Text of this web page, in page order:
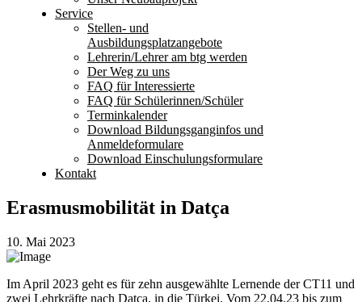
Service
Stellen- und
Ausbildungsplatzangebote
Lehrerin/Lehrer am btg werden
Der Weg zu uns
FAQ für Interessierte
FAQ für Schülerinnen/Schüler
Terminkalender
Download Bildungsganginfos und
Anmeldeformulare
Download Einschulungsformulare
Kontakt
Erasmusmobilität in Datça
10. Mai 2023
Im April 2023 geht es für zehn ausgewählte Lernende der CT11 und
zwei Lehrkräfte nach Datça, in die Türkei. Vom 22.04.23 bis zum